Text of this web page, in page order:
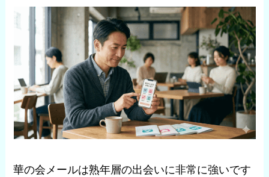
華の会メールは熟年層の出会いに非常に強いです